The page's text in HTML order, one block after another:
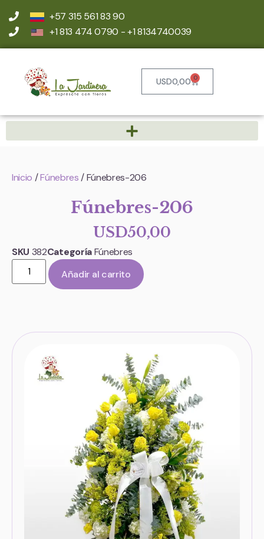
+57 315 561 83 90
+1 813 474 0790 - +1 8134740039
USD0,00 0
Inicio /Fúnebres / Fúnebres-206
Fúnebres-206
USD50,00
SKU 382CategoríaFúnebres
Añadir al carrito